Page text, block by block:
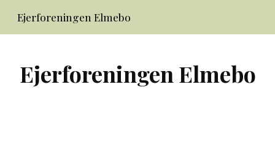
Skip to main content
Ejerforeningen Elmebo
Ejerforeningen Elmebo